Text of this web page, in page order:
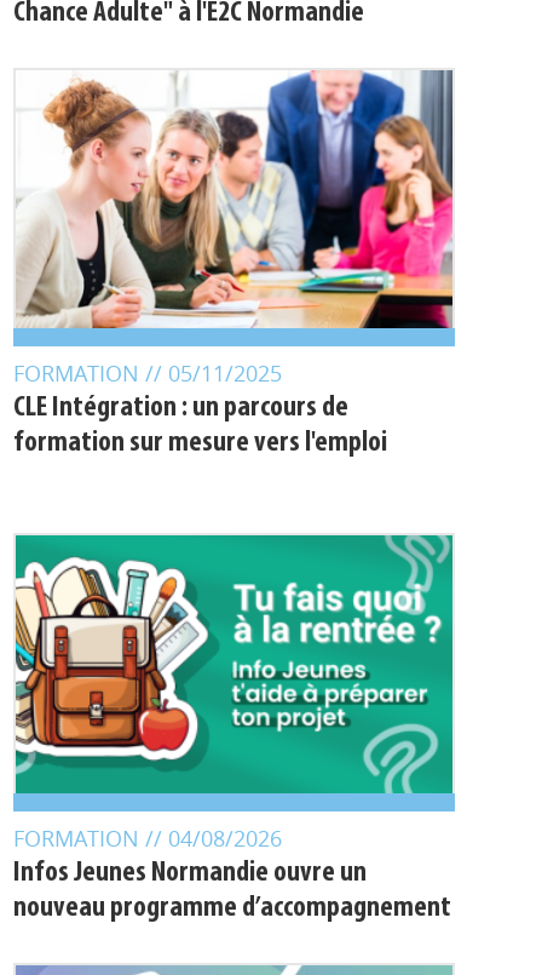
FORMATION// 05/11/2025
CLE Intégration : un parcours de
formation sur mesure vers l'emploi
FORMATION// 04/08/2026
Infos Jeunes Normandie ouvre un
nouveau programme d’accompagnement